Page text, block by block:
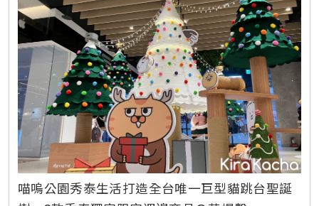
喵嗚公園秀泰生活打造全台唯一巨型貓跳台聖誕